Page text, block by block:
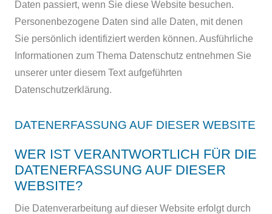
Daten passiert, wenn Sie diese Website besuchen.
Personenbezogene Daten sind alle Daten, mit denen
Sie persönlich identifiziert werden können. Ausführliche
Informationen zum Thema Datenschutz entnehmen Sie
unserer unter diesem Text aufgeführten
Datenschutzerklärung.
DATENERFASSUNG AUF DIESER WEBSITE
WER IST VERANTWORTLICH FÜR DIE
DATENERFASSUNG AUF DIESER
WEBSITE?
Die Datenverarbeitung auf dieser Website erfolgt durch